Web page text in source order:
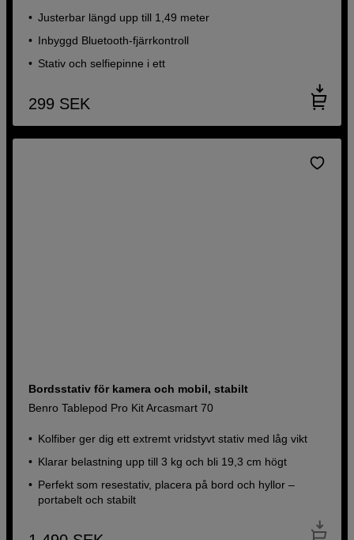
Justerbar längd upp till 1,49 meter
Inbyggd Bluetooth-fjärrkontroll
Stativ och selfiepinne i ett
299 SEK
Bordsstativ för kamera och mobil, stabilt
Benro Tablepod Pro Kit Arcasmart 70
Kolfiber ger dig ett extremt vridstyvt stativ med låg vikt
Klarar belastning upp till 3 kg och bli 19,3 cm högt
Perfekt som resestativ, placera på bord och hyllor –
portabelt och stabilt